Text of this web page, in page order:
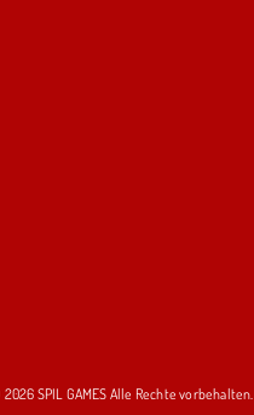
SPIL GAMES Alle Rechte vorbehalten.